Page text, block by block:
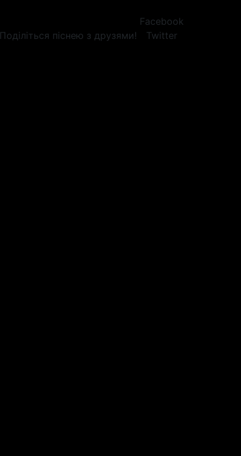
Поділіться піснею з друзями!
Facebook
Twitter